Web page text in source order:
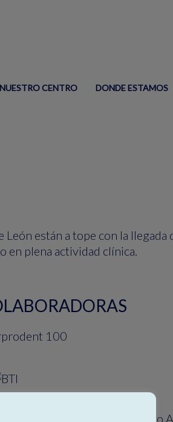
NUESTRO CENTRO DONDE ESTAMOS
están a tope con la llegada
en plena actividad clínica.